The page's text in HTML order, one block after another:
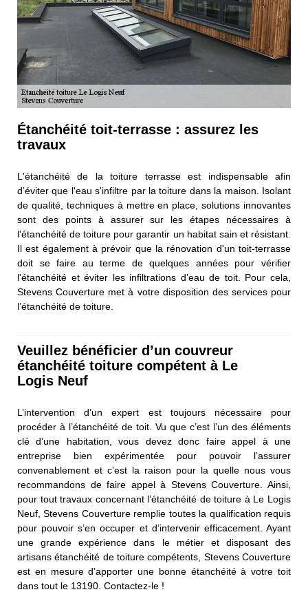
Étanchéité toit-terrasse : assurez les
travaux
L'étanchéité de la toiture terrasse est indispensable afin
d’éviter que l'eau s'infiltre par la toiture dans la maison. Isolant
de qualité, techniques à mettre en place, solutions innovantes
sont des points à assurer sur les étapes nécessaires à
l'étanchéité de toiture pour garantir un habitat sain et résistant.
Il est également à prévoir que la rénovation d'un toit-terrasse
doit se faire au terme de quelques années pour vérifier
l'étanchéité et éviter les infiltrations d’eau de toit. Pour cela,
Stevens Couverture met à votre disposition des services pour
l’étanchéité de toiture.
Veuillez bénéficier d’un couvreur
étanchéité toiture compétent à Le
Logis Neuf
L’intervention d’un expert est toujours nécessaire pour
procéder à l’étanchéité de toit. Vu que c’est l’un des éléments
clé d’une habitation, vous devez donc faire appel à une
entreprise bien expérimentée pour pouvoir l’assurer
convenablement et c’est la raison pour la quelle nous vous
recommandons de faire appel à Stevens Couverture. Ainsi,
pour tout travaux concernant l’étanchéité de toiture à Le Logis
Neuf, Stevens Couverture remplie toutes la qualification requis
pour pouvoir s’en occuper et d’intervenir efficacement. Ayant
une grande expérience dans le métier et disposant des
artisans étanchéité de toiture compétents, Stevens Couverture
est en mesure d’apporter une bonne étanchéité à votre toit
dans tout le 13190. Contactez-le !